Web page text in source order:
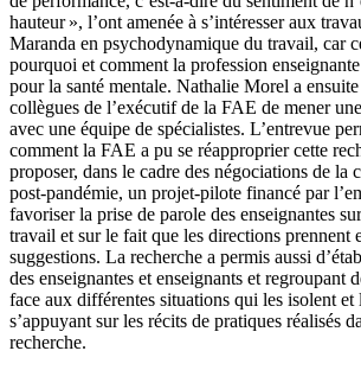
hauteur », l’ont amenée à s’intéresser aux
Maranda en psychodynamique du travail, car
pourquoi et comment la profession
pour la santé mentale. Nathalie Morel a
collègues de l’exécutif de la FAE de mener
avec une équipe de spécialistes. L’entrevue
comment la FAE a pu se réapproprier cette
proposer, dans le cadre des négociations de la
post-pandémie, un projet-pilote financé par
favoriser la prise de parole des enseignantes
travail et sur le fait que les directions prennent
suggestions. La recherche a permis aussi
des enseignantes et enseignants et regroupant
face aux différentes situations qui les isolent et
s’appuyant sur les récits de pratiques réalisés
recherche.